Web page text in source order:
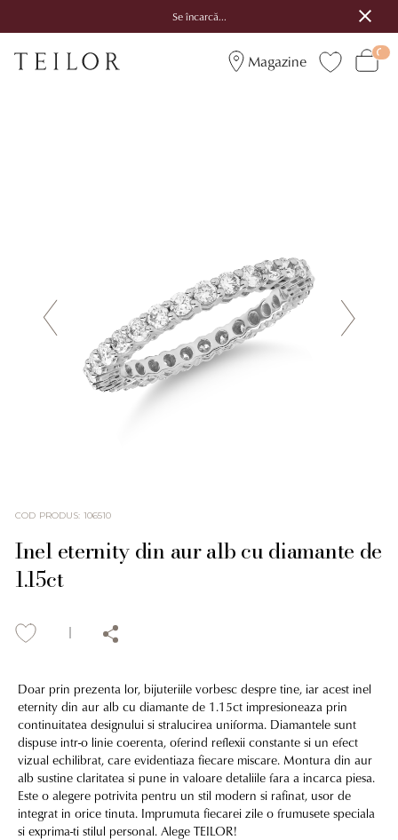
Se încarcă...
Magazine
COD PRODUS: 106510
Inel eternity din aur alb cu diamante de
1.15ct
Doar prin prezenta lor, bijuteriile vorbesc despre tine, iar acest inel
eternity din aur alb cu diamante de 1.15ct impresioneaza prin
continuitatea designului si stralucirea uniforma. Diamantele sunt
dispuse intr-o linie coerenta, oferind reflexii constante si un efect
vizual echilibrat, care evidentiaza fiecare miscare. Montura din aur
alb sustine claritatea si pune in valoare detaliile fara a incarca piesa.
Este o alegere potrivita pentru un stil modern si rafinat, usor de
integrat in orice tinuta. Imprumuta fiecarei zile o frumusete speciala
si exprima-ti stilul personal. Alege TEILOR!